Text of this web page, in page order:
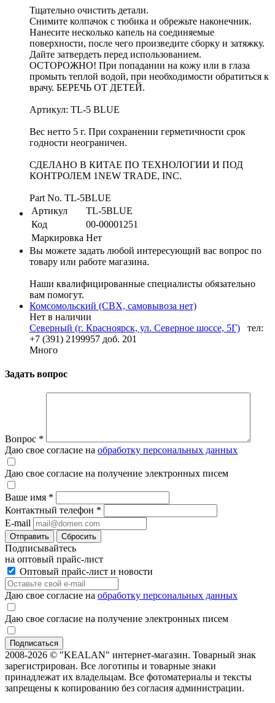
Тщательно очистить детали.
Снимите колпачок с тюбика и обрежьте наконечник.
Нанесите несколько капель на соединяемые
поверхности, после чего произведите сборку и затяжку.
Дайте затвердеть перед использованием.
ОСТОРОЖНО! При попадании на кожу или в глаза
промыть теплой водой, при необходимости обратиться к
врачу. БЕРЕЧЬ ОТ ДЕТЕЙ.
Артикул: TL-5 BLUE
Вес нетто 5 г. При сохранении герметичности срок
годности неограничен.
СДЕЛАНО В КИТАЕ ПО ТЕХНОЛОГИИ И ПОД
КОНТРОЛЕМ 1NEW TRADE, INC.
Part No. TL-5BLUE
Артикул
TL-5BLUE
Код
00-00001251
Маркировка Нет
Вы можете задать любой интересующий вас вопрос по
товару или работе магазина.
Наши квалифицированные специалисты обязательно
вам помогут.
Комсомольский (СВХ, самовывоза нет)
Нет в наличии
Северный (г. Красноярск, ул. Северное шоссе, 5Г)
тел:
+7 (391) 2199957 доб. 201
Много
Задать вопрос
Вопрос *
Даю свое согласие на обработку персональных данных
Даю свое согласие на получение электронных писем
Ваше имя *
Контактный телефон *
E-mail
Отправить Сбросить
Подписывайтесь
на оптовый прайс-лист
Оптовый прайс-лист и новости
Даю свое согласие на обработку персональных данных
Даю свое согласие на получение электронных писем
2008-2026 © "KEALAN" интернет-магазин. Товарный знак
зарегистрирован. Все логотипы и товарные знаки
принадлежат их владельцам. Все фотоматериалы и тексты
запрещены к копированию без согласия администрации.